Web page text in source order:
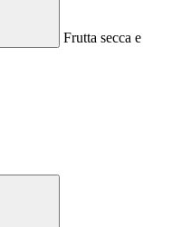
Frutta secca e